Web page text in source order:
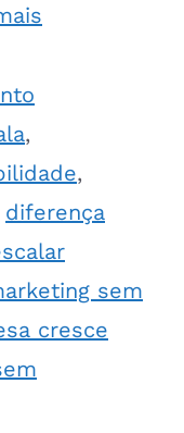
,
,
diferença
sem
cresce